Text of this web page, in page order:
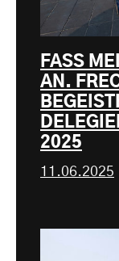
FASS
AN.
2025
11.06.2025